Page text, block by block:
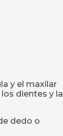
y el maxilar
dientes y la
dedo o